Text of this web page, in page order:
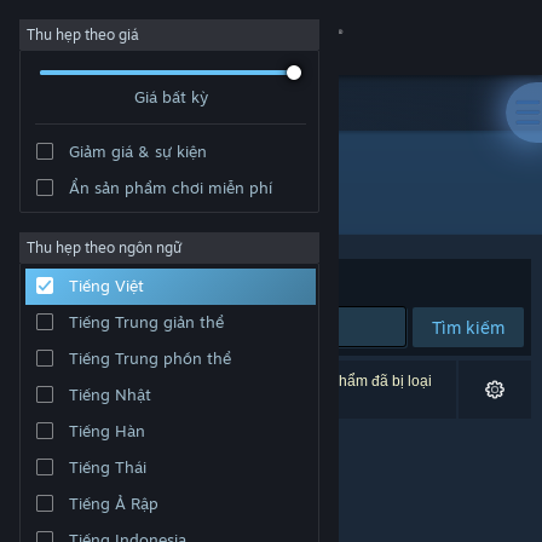
Đăng nhập
Cộng đồng
Thông tin
Hỗ trợ
Thay đổi ngôn ngữ
Cài ứng dụng Steam di động
Xem web cho desktop
Thu hẹp theo giá
Giá bất kỳ
Giảm giá & sự kiện
Ẩn sản phẩm chơi miễn phí
Thu hẹp theo ngôn ngữ
Tiếng Việt
Tiếng Trung giản thể
Tiếng Trung phồn thể
Tiếng Nhật
Tiếng Hàn
Tiếng Thái
Tiếng Ả Rập
Nhà phát hành: Evolution Publishing Ltd
Xếp theo Độ liên quan
Tìm kiếm
0 kết quả phù hợp tìm kiếm của bạn. 1 tựa sản phẩm đã bị loại
trừ dựa trên tùy chỉnh của bạn.